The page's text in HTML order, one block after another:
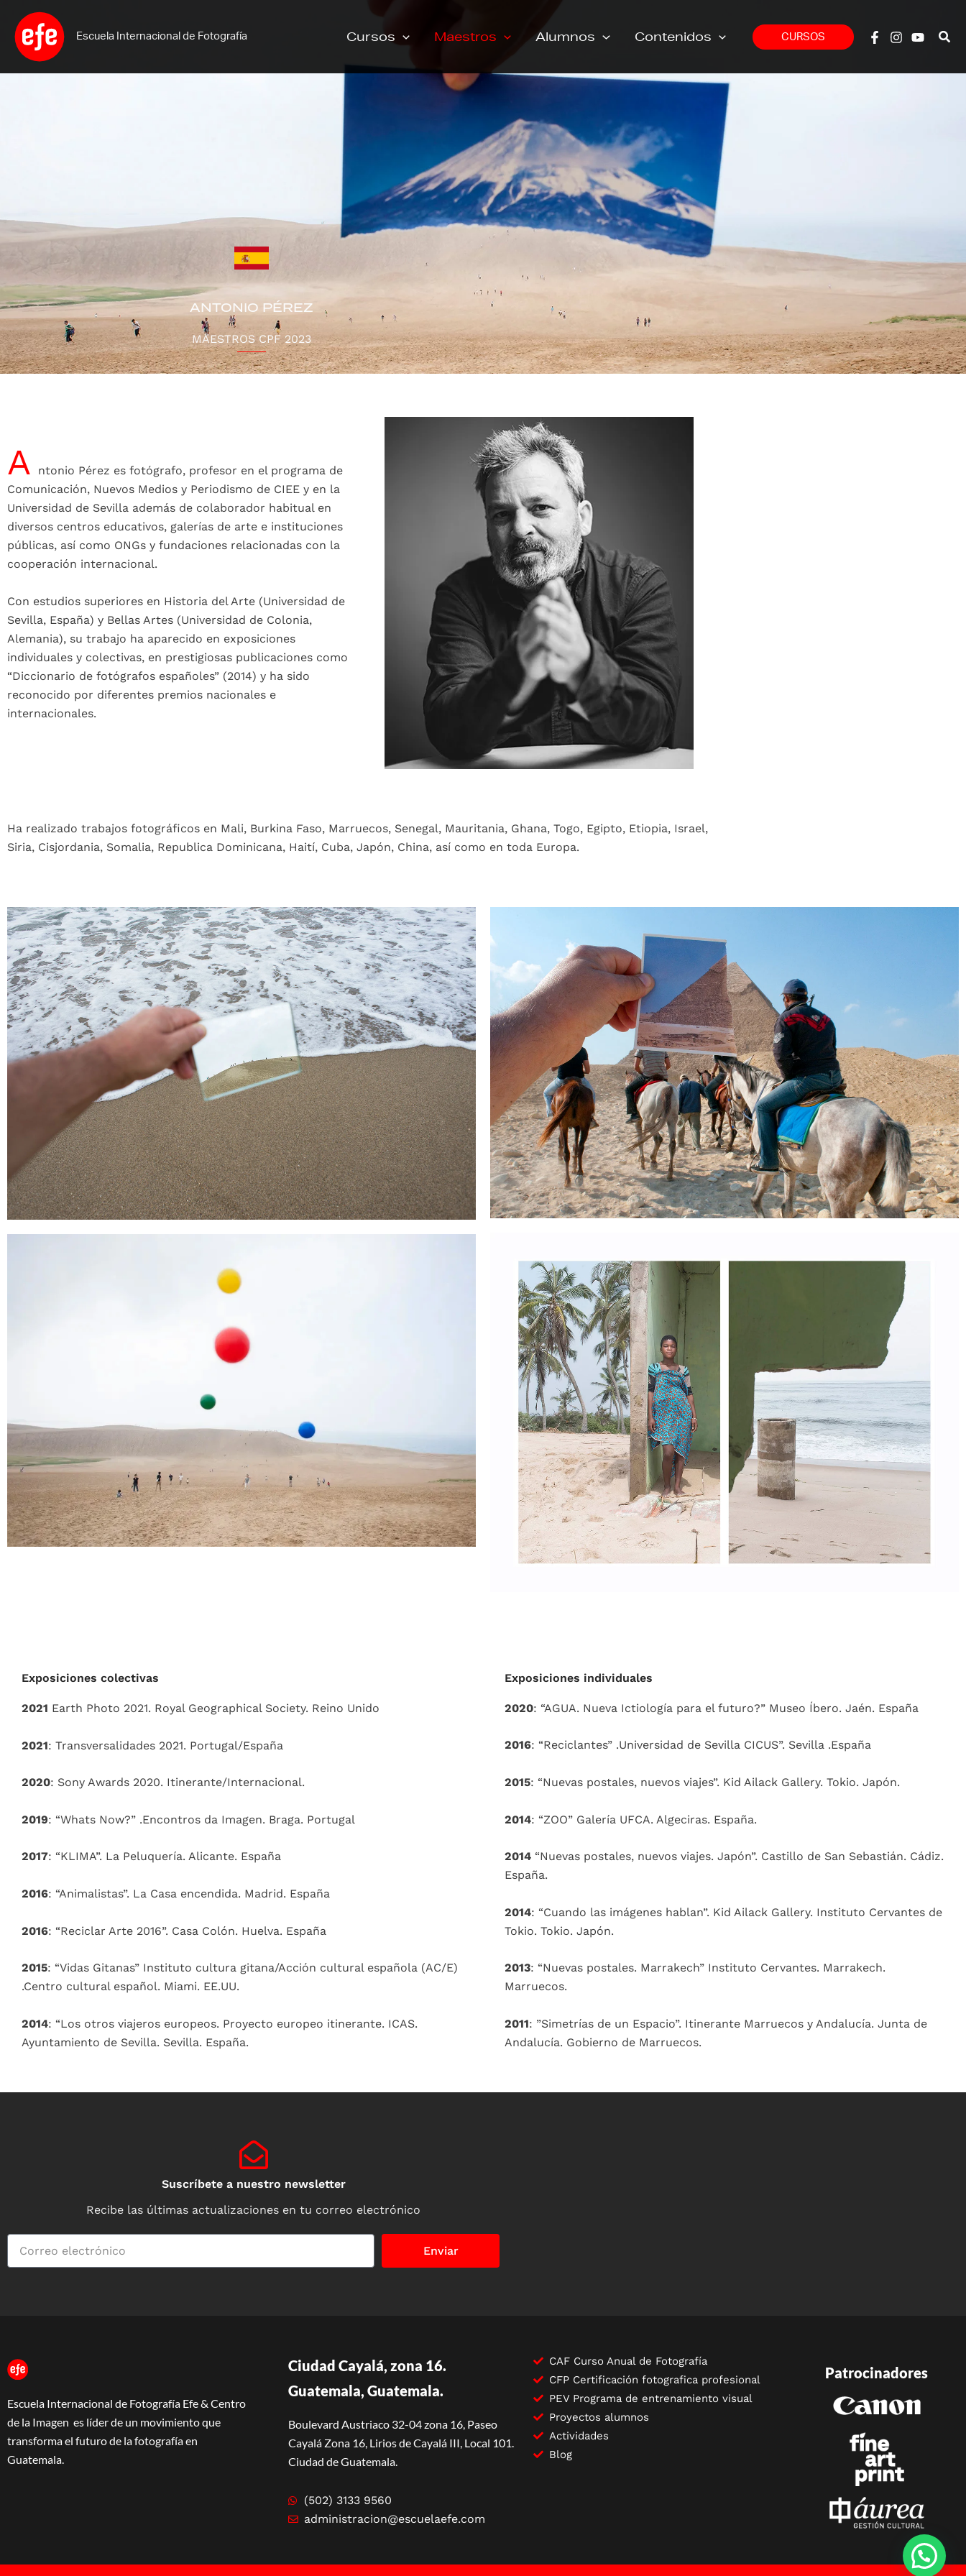
contenido
Escuela Internacional de Fotografía Cursos Maestros Alumnos Contenidos CURSOS
ANTONIO PÉREZ
MAESTROS CPF 2023
A
ntonio Pérez es fotógrafo, profesor en el programa de
Comunicación, Nuevos Medios y Periodismo de CIEE y en la
Universidad de Sevilla además de colaborador habitual en
diversos centros educativos, galerías de arte e instituciones
públicas, así como ONGs y fundaciones relacionadas con la
cooperación internacional.
Con estudios superiores en Historia del Arte (Universidad de
Sevilla, España) y Bellas Artes (Universidad de Colonia,
Alemania), su trabajo ha aparecido en exposiciones
individuales y colectivas, en prestigiosas publicaciones como
“Diccionario de fotógrafos españoles” (2014) y ha sido
reconocido por diferentes premios nacionales e
internacionales.
Ha realizado trabajos fotográficos en Mali, Burkina Faso, Marruecos, Senegal, Mauritania, Ghana, Togo, Egipto, Etiopia, Israel,
Siria, Cisjordania, Somalia, Republica Dominicana, Haití, Cuba, Japón, China, así como en toda Europa.
Exposiciones colectivas
2021 Earth Photo 2021. Royal Geographical Society. Reino Unido
2021: Transversalidades 2021. Portugal/España
2020: Sony Awards 2020. Itinerante/Internacional.
2019: “Whats Now?” .Encontros da Imagen. Braga. Portugal
2017: “KLIMA”. La Peluquería. Alicante. España
2016: “Animalistas”. La Casa encendida. Madrid. España
2016: “Reciclar Arte 2016”. Casa Colón. Huelva. España
2015: “Vidas Gitanas” Instituto cultura gitana/Acción cultural española (AC/E)
.Centro cultural español. Miami. EE.UU.
2014: “Los otros viajeros europeos. Proyecto europeo itinerante. ICAS.
Ayuntamiento de Sevilla. Sevilla. España.
Exposiciones individuales
2020: “AGUA. Nueva Ictiología para el futuro?” Museo Íbero. Jaén. España
2016: “Reciclantes” .Universidad de Sevilla CICUS”. Sevilla .España
2015: “Nuevas postales, nuevos viajes”. Kid Ailack Gallery. Tokio. Japón.
2014: “ZOO” Galería UFCA. Algeciras. España.
2014 “Nuevas postales, nuevos viajes. Japón”. Castillo de San Sebastián. Cádiz.
España.
2014: “Cuando las imágenes hablan”. Kid Ailack Gallery. Instituto Cervantes de
Tokio. Tokio. Japón.
2013: “Nuevas postales. Marrakech” Instituto Cervantes. Marrakech.
Marruecos.
2011: ”Simetrías de un Espacio”. Itinerante Marruecos y Andalucía. Junta de
Andalucía. Gobierno de Marruecos.
Suscríbete a nuestro newsletter
Recibe las últimas actualizaciones en tu correo electrónico
Enviar
Escuela Internacional de Fotografía Efe & Centro
de la Imagen es líder de un movimiento que
transforma el futuro de la fotografía en
Guatemala.
Ciudad Cayalá, zona 16.
Guatemala, Guatemala.
Boulevard Austriaco 32-04 zona 16, Paseo
Cayalá Zona 16, Lirios de Cayalá III, Local 101.
Ciudad de Guatemala.
(502) 3133 9560
administracion@escuelaefe.com
CAF Curso Anual de Fotografía
CFP Certificación fotografica profesional
PEV Programa de entrenamiento visual
Proyectos alumnos
Actividades
Blog
Patrocinadores